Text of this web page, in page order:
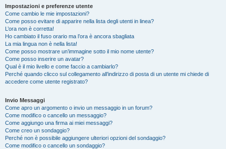
Impostazioni e preferenze utente
Come cambio le mie impostazioni?
Come posso evitare di apparire nella lista degli utenti in linea?
L’ora non è corretta!
Ho cambiato il fuso orario ma l’ora è ancora sbagliata
La mia lingua non è nella lista!
Come posso mostrare un’immagine sotto il mio nome utente?
Come posso inserire un avatar?
Qual è il mio livello e come faccio a cambiarlo?
Perché quando clicco sul collegamento all’indirizzo di posta di un utente mi chiede di
accedere come utente registrato?
Invio Messaggi
Come apro un argomento o invio un messaggio in un forum?
Come modifico o cancello un messaggio?
Come aggiungo una firma ai miei messaggi?
Come creo un sondaggio?
Perché non è possibile aggiungere ulteriori opzioni del sondaggio?
Come modifico o cancello un sondaggio?